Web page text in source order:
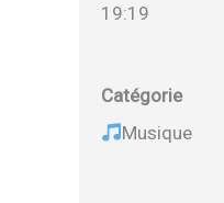
19:19
Catégorie
Musique